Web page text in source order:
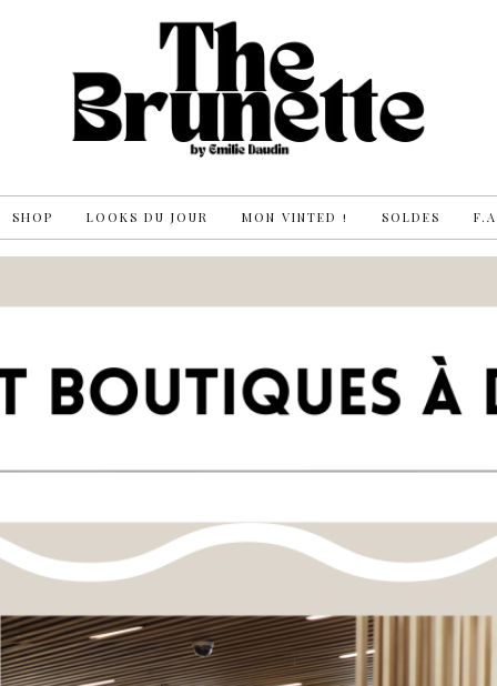
SHOP LOOKS DU JOUR MON VINTED ! SOLDES